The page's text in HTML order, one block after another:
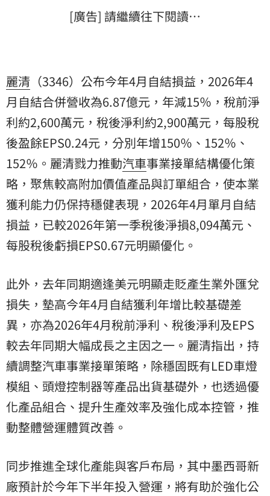
[廣告] 請繼續往下閱讀…
麗清 （3346）公布今年4月自結損益，2026年4
月自結合併營收為6.87億元，年減15％，稅前淨
利約2,600萬元，稅後淨利約2,900萬元，每股稅
後盈餘EPS0.24元，分別年增150％、152％、
152％。麗清戮力推動汽車事業接單結構優化策
略，聚焦較高附加價值產品與訂單組合，使本業
獲利能力仍保持穩健表現，2026年4月單月自結
損益，已較2026年第一季稅後淨損8,094萬元、
每股稅後虧損EPS0.67元明顯優化。
此外，去年同期適逢美元明顯走貶產生業外匯兌
損失，墊高今年4月自結獲利年增比較基礎差
異，亦為2026年4月稅前淨利、稅後淨利及EPS
較去年同期大幅成長之主因之一。麗清指出，持
續調整汽車事業接單策略，除穩固既有LED車燈
模組、頭燈控制器等產品出貨基礎外，也透過優
化產品組合、提升生產效率及強化成本控管，推
動整體營運體質改善。
同步推進全球化產能與客戶布局，其中墨西哥新
廠預計於今年下半年投入營運，將有助於強化公